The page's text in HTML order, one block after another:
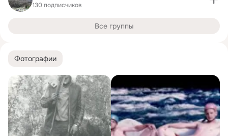
Фотографии
130 подписчиков
Все группы